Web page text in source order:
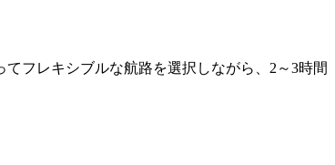
フレキシブルな航路を選択しながら、2～3時間